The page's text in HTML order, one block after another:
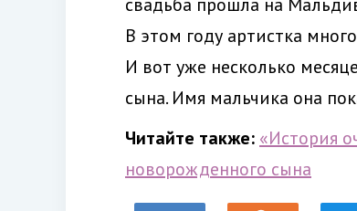
В этом году артистка
И вот уже несколько
сына. Имя мальчика она
Читайте также: «История
новорожденного сына